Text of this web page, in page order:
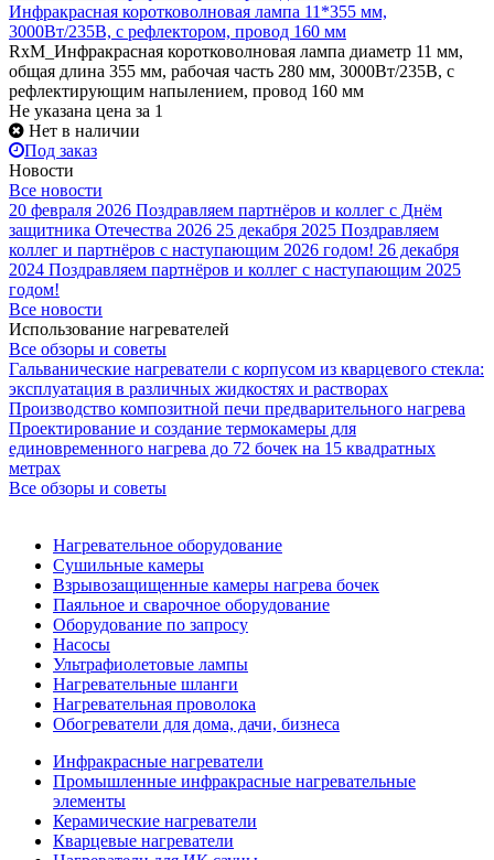
Инфракрасная коротковолновая лампа 11*355 мм,
3000Вт/235В, с рефлектором, провод 160 мм
RxM_Инфракрасная коротковолновая лампа диаметр 11 мм,
общая длина 355 мм, рабочая часть 280 мм, 3000Вт/235В, с
рефлектирующим напылением, провод 160 мм
Не указана цена за 1
Нет в наличии
Под заказ
Новости
Все новости
20 февраля 2026 Поздравляем партнёров и коллег с Днём
защитника Отечества 2026 25 декабря 2025 Поздравляем
коллег и партнёров с наступающим 2026 годом! 26 декабря
2024 Поздравляем партнёров и коллег с наступающим 2025
годом!
Все новости
Использование нагревателей
Все обзоры и советы
Гальванические нагреватели с корпусом из кварцевого стекла:
эксплуатация в различных жидкостях и растворах
Производство композитной печи предварительного нагрева
Проектирование и создание термокамеры для
единовременного нагрева до 72 бочек на 15 квадратных
метрах
Все обзоры и советы
Нагревательное оборудование
Сушильные камеры
Взрывозащищенные камеры нагрева бочек
Паяльное и сварочное оборудование
Оборудование по запросу
Насосы
Ультрафиолетовые лампы
Нагревательные шланги
Нагревательная проволока
Обогреватели для дома, дачи, бизнеса
Инфракрасные нагреватели
Промышленные инфракрасные нагревательные
элементы
Керамические нагреватели
Кварцевые нагреватели